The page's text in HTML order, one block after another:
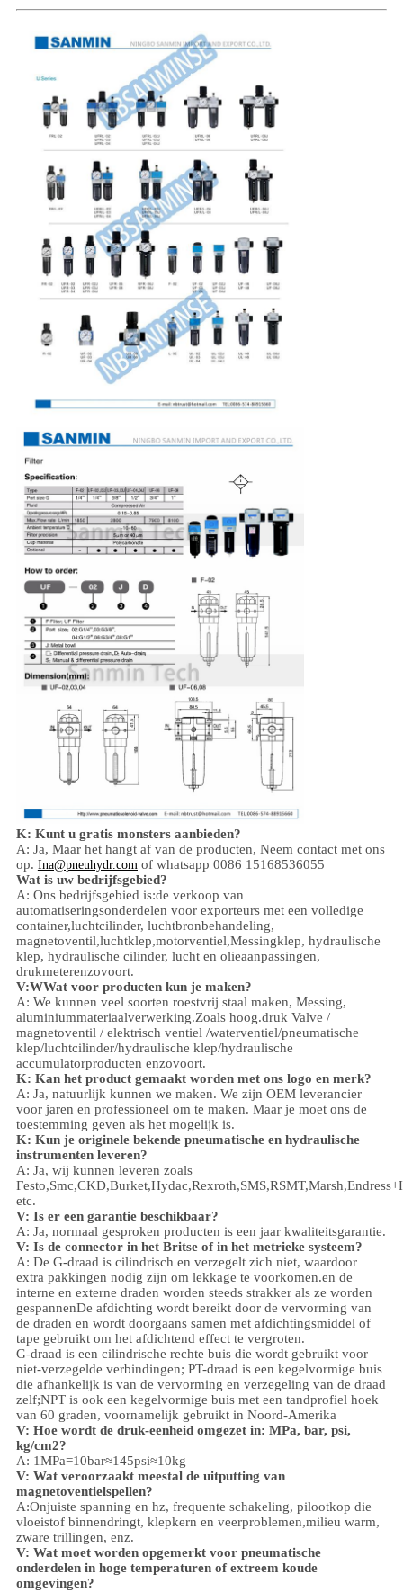
K: Kunt u gratis monsters aanbieden?
A: Ja, Maar het hangt af van de producten, Neem contact met ons
op. Ina@pneuhydr.com of whatsapp 0086 15168536055
Wat is uw bedrijfsgebied?
A: Ons bedrijfsgebied is:de verkoop van
automatiseringsonderdelen voor exporteurs met een volledige
container,luchtcilinder, luchtbronbehandeling,
magnetoventil,luchtklep,motorventiel,Messingklep, hydraulische
klep, hydraulische cilinder, lucht en olieaanpassingen,
drukmeterenzovoort.
V:WWat voor producten kun je maken?
A: We kunnen veel soorten roestvrij staal maken, Messing,
aluminiummateriaalverwerking.Zoals hoog.druk Valve /
magnetoventil / elektrisch ventiel /waterventiel/pneumatische
klep/luchtcilinder/hydraulische klep/hydraulische
accumulatorproducten enzovoort.
K: Kan het product gemaakt worden met ons logo en merk?
A: Ja, natuurlijk kunnen we maken. We zijn OEM leverancier
voor jaren en professioneel om te maken. Maar je moet ons de
toestemming geven als het mogelijk is.
K: Kun je originele bekende pneumatische en hydraulische
instrumenten leveren?
A: Ja, wij kunnen leveren zoals
etc.
V: Is er een garantie beschikbaar?
A: Ja, normaal gesproken producten is een jaar kwaliteitsgarantie.
V: Is de connector in het Britse of in het metrieke systeem?
A: De G-draad is cilindrisch en verzegelt zich niet, waardoor
extra pakkingen nodig zijn om lekkage te voorkomen.en de
interne en externe draden worden steeds strakker als ze worden
gespannenDe afdichting wordt bereikt door de vervorming van
de draden en wordt doorgaans samen met afdichtingsmiddel of
tape gebruikt om het afdichtend effect te vergroten.
G-draad is een cilindrische rechte buis die wordt gebruikt voor
niet-verzegelde verbindingen; PT-draad is een kegelvormige buis
die afhankelijk is van de vervorming en verzegeling van de draad
zelf;NPT is ook een kegelvormige buis met een tandprofiel hoek
van 60 graden, voornamelijk gebruikt in Noord-Amerika
V: Hoe wordt de druk-eenheid omgezet in: MPa, bar, psi,
kg/cm2?
A: 1MPa=10bar≈145psi≈10kg
V: Wat veroorzaakt meestal de uitputting van
magnetoventielspellen?
A:Onjuiste spanning en hz, frequente schakeling, pilootkop die
vloeistof binnendringt, klepkern en veerproblemen,milieu warm,
zware trillingen, enz.
V: Wat moet worden opgemerkt voor pneumatische
onderdelen in hoge temperaturen of extreem koude
omgevingen?